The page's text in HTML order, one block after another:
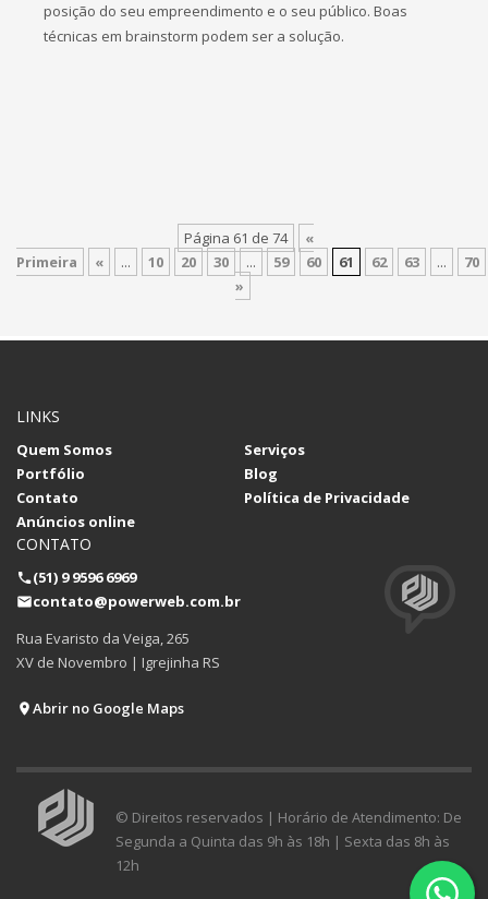
posição do seu empreendimento e o seu público. Boas
técnicas em brainstorm podem ser a solução.
Página 61 de 74
«
Primeira
« ... 10 20 30 ... 59 60 61 62 63 ...
70
»
LINKS
Quem Somos
Serviços
Portfólio
Blog
Contato
Política de Privacidade
Anúncios online
CONTATO
(51) 9 9596 6969
contato@powerweb.com.br
Rua Evaristo da Veiga, 265
XV de Novembro | Igrejinha RS
Abrir no Google Maps
© Direitos reservados | Horário de Atendimento: De
Segunda a Quinta das 9h às 18h | Sexta das 8h às
12h